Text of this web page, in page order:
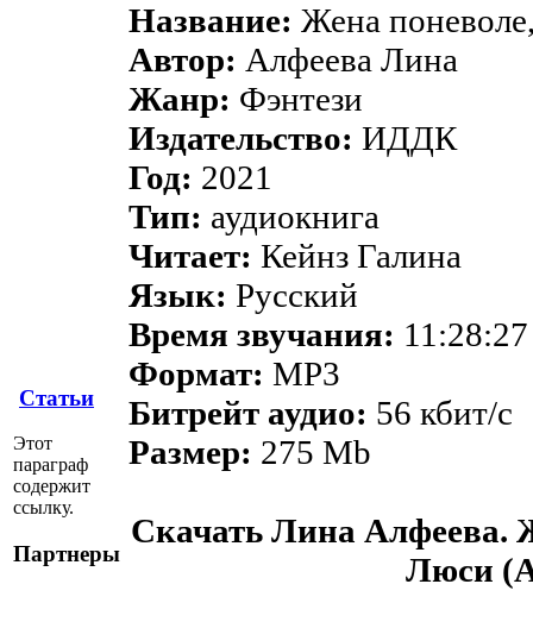
Статьи
Этот
параграф
содержит
ссылку.
Партнеры
Название: Жена
Автор: Алфеева Лина
Жанр: Фэнтези
Издательство: ИДДК
Год: 2021
Тип: аудиокнига
Читает: Кейнз Галина
Язык: Русский
Время звучания: 11:28:27
Формат: MP3
Битрейт аудио: 56 кбит/c
Размер: 275 Mb
Скачать Лина Алфеева.
Люси